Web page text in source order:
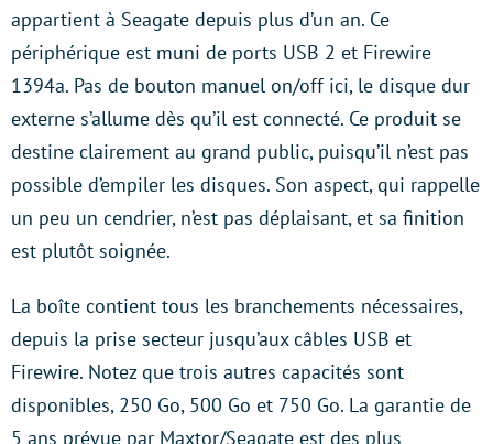
appartient à Seagate depuis plus d’un an. Ce
périphérique est muni de ports USB 2 et Firewire
1394a. Pas de bouton manuel on/off ici, le disque dur
externe s’allume dès qu’il est connecté. Ce produit se
destine clairement au grand public, puisqu’il n’est pas
possible d’empiler les disques. Son aspect, qui rappelle
un peu un cendrier, n’est pas déplaisant, et sa finition
est plutôt soignée.
La boîte contient tous les branchements nécessaires,
depuis la prise secteur jusqu’aux câbles USB et
Firewire. Notez que trois autres capacités sont
disponibles, 250 Go, 500 Go et 750 Go. La garantie de
5 ans prévue par Maxtor/Seagate est des plus